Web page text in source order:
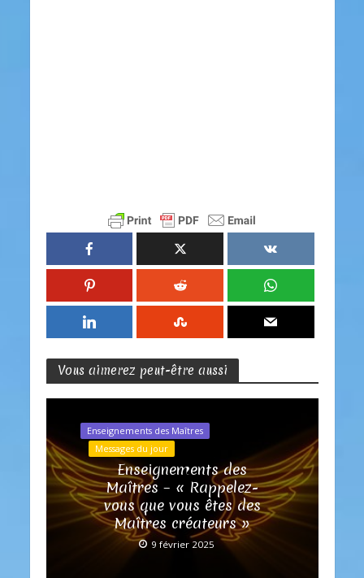
Vous aimerez peut-être aussi
Enseignements des Maîtres
Messages du jour
Enseignements des
Maîtres – « Rappelez-
vous que vous êtes des
Maîtres créateurs »
9 février 2025